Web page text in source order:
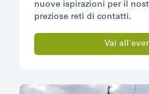
nuove ispirazioni per il
preziose reti di contatti.
Vai